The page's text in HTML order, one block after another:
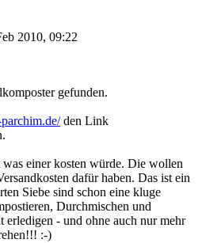
2010, 09:22
gefunden.
den Link
einer kosten würde. Die wollen
dafür haben. Das ist ein
Siebe sind schon eine kluge
Durchmischen und
erledigen - und ohne auch nur mehr
:-)